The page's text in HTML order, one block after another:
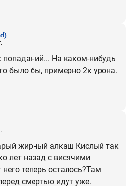
попаданий... На каком-нибудь
было бы, примерно 2к урона.
жирный алкаш Кислый так
лет назад с висячими
теперь осталось?Там
смертью идут уже.